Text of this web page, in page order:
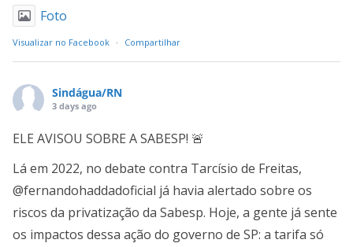
Foto
Visualizar no Facebook · Compartilhar
Sindágua/RN
3 days ago
ELE AVISOU SOBRE A SABESP! 🚨
Lá em 2022, no debate contra Tarcísio de Freitas,
@fernandohaddadoficial já havia alertado sobre os
riscos da privatização da Sabesp. Hoje, a gente já sente
os impactos dessa ação do governo de SP: a tarifa só